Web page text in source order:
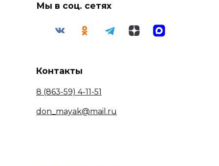
Мы в соц. сетях
Контакты
8 (863-59) 4-11-51
don_mayak@mail.ru